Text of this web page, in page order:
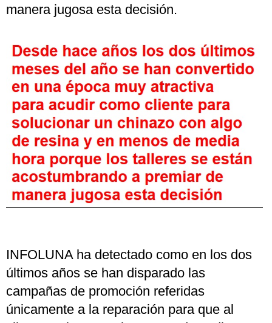
manera jugosa esta decisión.
INFOLUNA ha detectado como en los dos
últimos años se han disparado las
campañas de promoción referidas
únicamente a la reparación para que al